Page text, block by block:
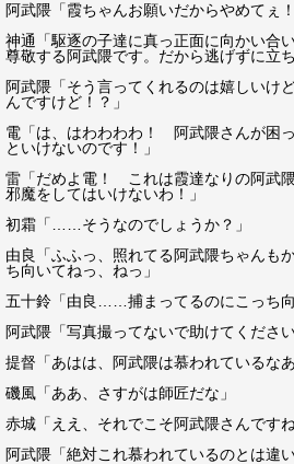
阿武隈「霞ちゃんお願いだからやめてぇ！
神通「駆逐の子達に真っ正面に向かい合
尊敬する阿武隈です。だから逃げずに立
阿武隈「そう言ってくれるのは嬉しいけ
んですけど！？」
電「は、はわわわわ！ 阿武隈さんが困
といけないのです！」
雷「だめよ電！ これは霞達なりの阿武
邪魔をしてはいけないわ！」
初霜「……そうなのでしょうか？」
由良「ふふっ、照れてる阿武隈ちゃんも
ち向いてねっ、ねっ」
五十鈴「由良……捕まってるのにこっち向
阿武隈「写真撮ってないで助けてください
提督「あはは、阿武隈は慕われているなあ
磯風「ああ、さすがは師匠だな」
赤城「ええ、それでこそ阿武隈さんですね
阿武隈「絶対これ慕われているのとは違